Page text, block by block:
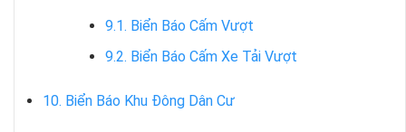
9.1. Biển Báo Cấm Vượt
9.2. Biển Báo Cấm Xe Tải Vượt
10. Biển Báo Khu Đông Dân Cư